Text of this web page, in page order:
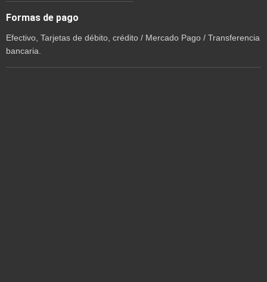
Formas de pago
Efectivo, Tarjetas de débito, crédito / Mercado Pago / Transferencia
bancaria.